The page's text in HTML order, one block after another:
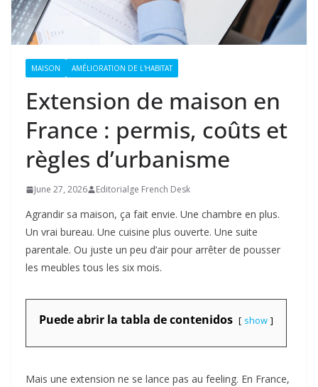
MAISON AMÉLIORATION DE L'HABITAT
Extension de maison en
France : permis, coûts et
règles d’urbanisme
June 27, 2026 Editorialge French Desk
Agrandir sa maison, ça fait envie. Une chambre en plus.
Un vrai bureau. Une cuisine plus ouverte. Une suite
parentale. Ou juste un peu d’air pour arrêter de pousser
les meubles tous les six mois.
Puede abrir la tabla de contenidos show
Mais une extension ne se lance pas au feeling. En France,